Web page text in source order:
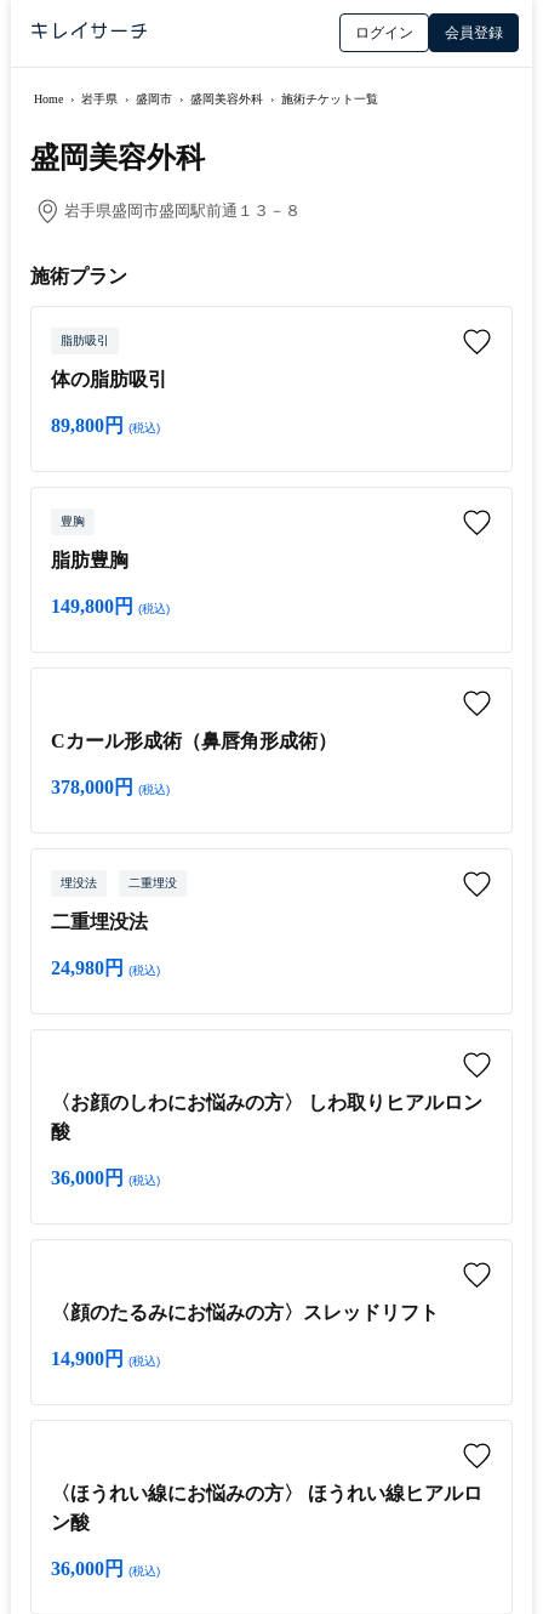
ログイン 会員登録
Home › 岩手県 › 盛岡市 › 盛岡美容外科 › 施術チケット一覧
盛岡美容外科
岩手県盛岡市盛岡駅前通１３－８
施術プラン
脂肪吸引
体の脂肪吸引
89,800円 (税込)
豊胸
脂肪豊胸
149,800円 (税込)
Cカール形成術（鼻唇角形成術）
378,000円 (税込)
埋没法 二重埋没
二重埋没法
24,980円 (税込)
〈お顔のしわにお悩みの方〉 しわ取りヒアルロン
酸
36,000円 (税込)
〈顔のたるみにお悩みの方〉スレッドリフト
14,900円 (税込)
〈ほうれい線にお悩みの方〉 ほうれい線ヒアルロ
ン酸
36,000円 (税込)